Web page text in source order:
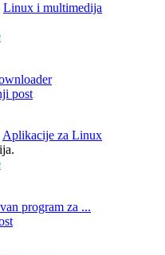
Linux i multimedija
post
Aplikacije za Linux
program za ...